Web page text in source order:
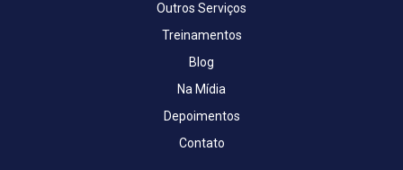
Outros Serviços
Treinamentos
Blog
Na Mídia
Depoimentos
Contato